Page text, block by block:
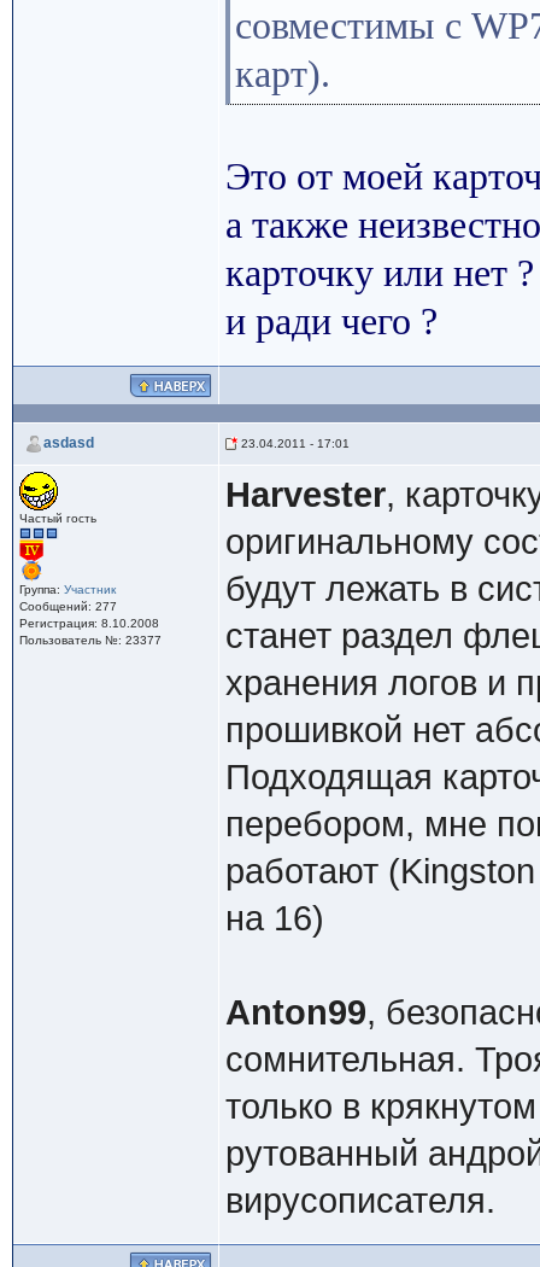
совместимы с
карт).
Это от моей
а также
карточку или нет
и ради чего ?
asdasd 23.04.2011 - 17:01
Частый гость
Группа: Участник
Сообщений: 277
Регистрация: 8.10.2008
Пользователь №: 23377
Harvester,
оригинальному
будут лежать в
станет раздел
хранения логов и
прошивкой нет
Подходящая
перебором, мне
работают
на 16)
Anton99,
сомнительная.
только в
рутованный
вирусописателя.